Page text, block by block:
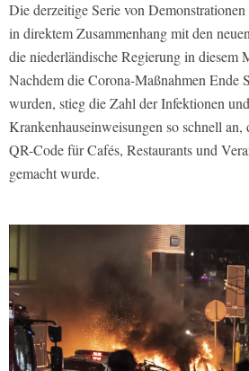
Die derzeitige Serie von
in direktem Zusammenhang mit den
die niederländische Regierung in diesem
Nachdem die Corona-Maßnahmen Ende
wurden, stieg die Zahl der Infektionen und
Krankenhauseinweisungen so schnell an,
QR-Code für Cafés, Restaurants und
gemacht wurde.